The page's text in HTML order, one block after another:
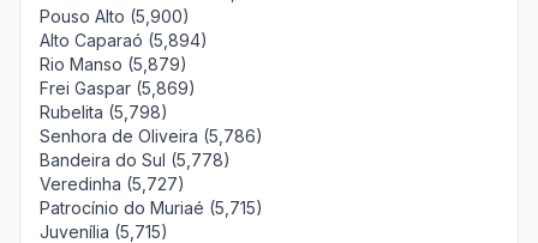
Pouso Alto (5,900)
Alto Caparaó (5,894)
Rio Manso (5,879)
Frei Gaspar (5,869)
Rubelita (5,798)
Senhora de Oliveira (5,786)
Bandeira do Sul (5,778)
Veredinha (5,727)
Patrocínio do Muriaé (5,715)
Juvenília (5,715)